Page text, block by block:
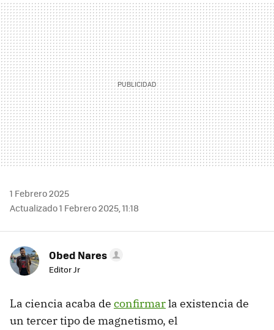
MAIL
1 Febrero 2025
Actualizado 1 Febrero 2025, 11:18
Obed Nares
Editor Jr
La ciencia acaba de confirmarla existencia de
un tercer tipo de magnetismo, el